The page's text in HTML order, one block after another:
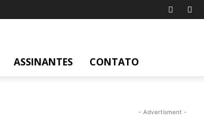
ASSINANTES CONTATO
- Advertisment -